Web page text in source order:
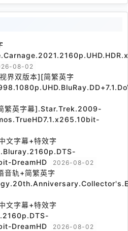
08-02
界双版本][简繁英字
繁英字幕].Star.Trek.2009-
文字幕+特效字
DreamHD
2026-08-02
音轨+简繁英字
文字幕+特效字
DreamHD
2026-08-02